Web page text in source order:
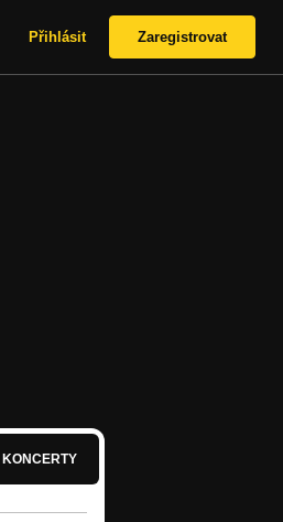
Přihlásit Zaregistrovat
KONCERTY